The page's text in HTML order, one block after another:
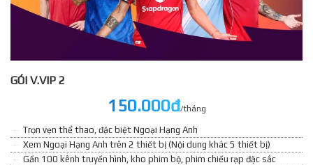
GÓI V.VIP 2
150.000đ/tháng
Trọn vẹn thể thao, đặc biệt Ngoại Hạng Anh
Xem Ngoại Hạng Anh trên 2 thiết bị (Nội dung khác 5 thiết bị)
Gần 100 kênh truyền hình, kho phim bộ, phim chiếu rạp đặc sắc